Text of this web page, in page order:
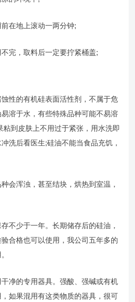
在地上滚动一两分钟;
完，取料后一定要拧紧桶盖;
性的有机硅表面活性剂，不属于危
溶于水，有些特殊品种可能不易溶
粘到皮肤上不用过于紧张，用水洗即
洗后看医生;硅油不能当食品充饥，
会浑浊，甚至结块，烘热到室温，
不少于一年。长期储存后的硅油，
合格也可以使用，我公司五年多的
净的专用器具。强酸、强碱或有机
如果混用有这类物质的器具，很可